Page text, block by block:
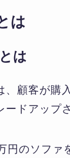
は
は
、顧客が購
ードアップ
円のソファ